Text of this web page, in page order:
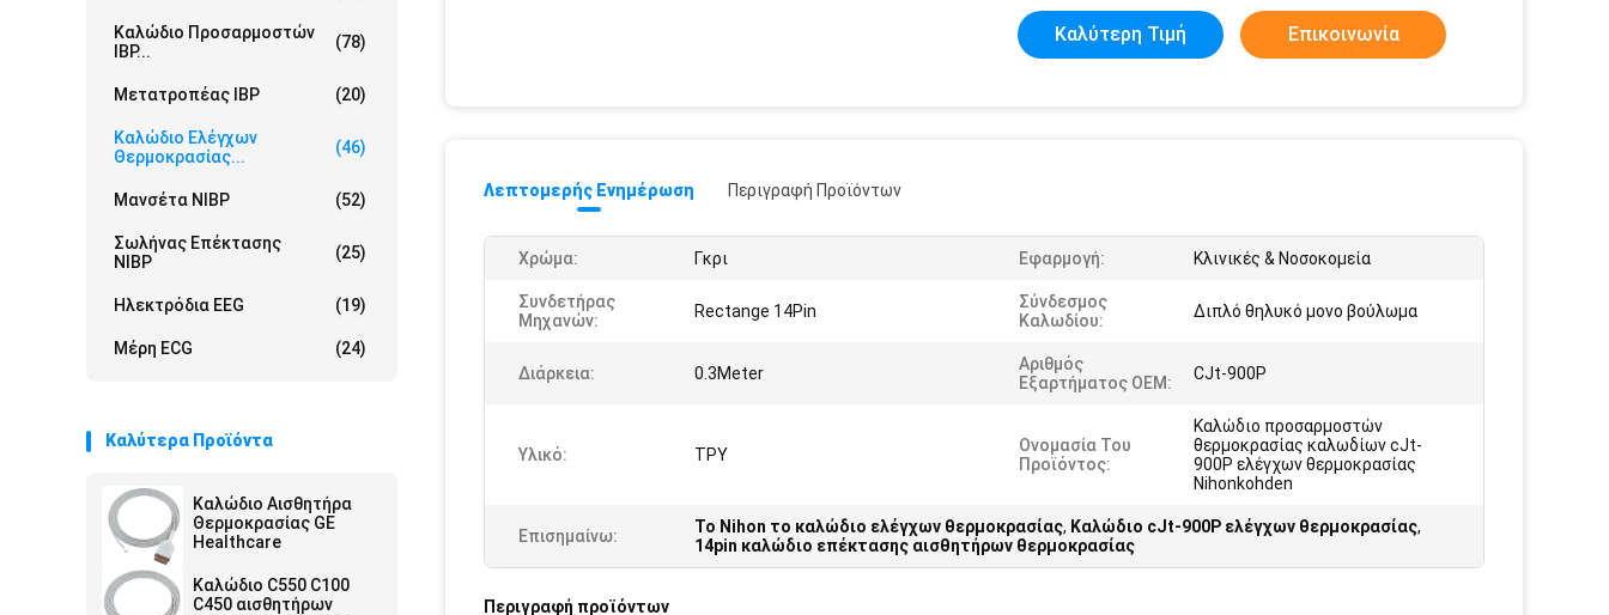
Καλώδιο Προσαρμοστών
IBP...
(78)
Μετατροπέας IBP (20)
Καλώδιο Ελέγχων
Θερμοκρασίας...
(46)
Μανσέτα NIBP (52)
Σωλήνας Επέκτασης
NIBP
(25)
Ηλεκτρόδια EEG (19)
Μέρη ECG (24)
Καλύτερα Προϊόντα
Καλώδιο Αισθητήρα
Θερμοκρασίας GE
Healthcare
Καλώδιο C550 C100
C450 αισθητήρων
Καλύτερη Τιμή Επικοινωνία
Λεπτομερής Ενημέρωση Περιγραφή Προϊόντων
Χρώμα: Γκρι Εφαρμογή: Κλινικές & Νοσοκομεία
Συνδετήρας
Μηχανών:
Rectange 14Pin
Σύνδεσμος
Καλωδίου:
Διπλό θηλυκό μονο βούλωμα
Διάρκεια: 0.3Meter
Αριθμός
Εξαρτήματος OEM:
CJt-900P
Υλικό: ΤΡΥ
Ονομασία Του
Προϊόντος:
Καλώδιο προσαρμοστών
θερμοκρασίας καλωδίων cJt-
900P ελέγχων θερμοκρασίας
Nihonkohden
Επισημαίνω: Το Nihon το καλώδιο ελέγχων θερμοκρασίας, Καλώδιο cJt-900P ελέγχων θερμοκρασίας,
14pin καλώδιο επέκτασης αισθητήρων θερμοκρασίας
Περιγραφή προϊόντων